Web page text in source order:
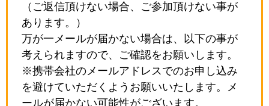
（ご返信頂けない場合、ご参加頂けない事が
あります。）
万が一メールが届かない場合は、以下の事が
考えられますので、ご確認をお願いします。
※携帯会社のメールアドレスでのお申し込み
を避けていただくようお願いいたします。メ
ールが届かない可能性がございます。